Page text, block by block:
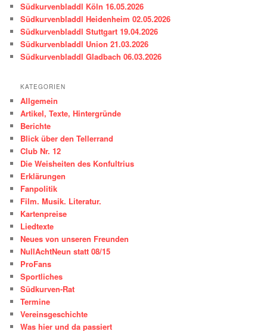
n
Südkurvenbladdl Köln 16.05.2026
Südkurvenbladdl Heidenheim 02.05.2026
Südkurvenbladdl Stuttgart 19.04.2026
Südkurvenbladdl Union 21.03.2026
Südkurvenbladdl Gladbach 06.03.2026
KATEGORIEN
Allgemein
Artikel, Texte, Hintergründe
Berichte
Blick über den Tellerrand
Club Nr. 12
Die Weisheiten des Konfultrius
Erklärungen
Fanpolitik
Film. Musik. Literatur.
Kartenpreise
Liedtexte
Neues von unseren Freunden
NullAchtNeun statt 08/15
ProFans
Sportliches
Südkurven-Rat
Termine
Vereinsgeschichte
Was hier und da passiert